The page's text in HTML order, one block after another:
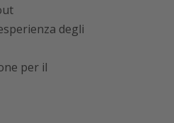
degli
per il